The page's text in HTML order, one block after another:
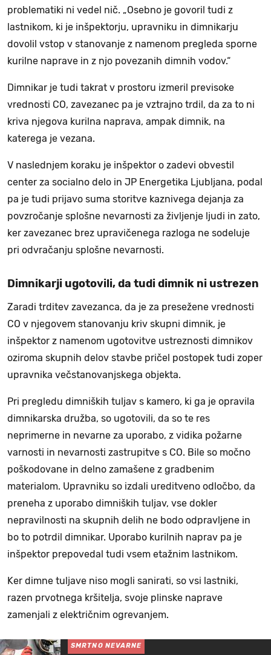
problematiki ni vedel nič. „Osebno je govoril tudi z
lastnikom, ki je inšpektorju, upravniku in dimnikarju
dovolil vstop v stanovanje z namenom pregleda sporne
kurilne naprave in z njo povezanih dimnih vodov.“
Dimnikar je tudi takrat v prostoru izmeril previsoke
vrednosti CO, zavezanec pa je vztrajno trdil, da za to ni
kriva njegova kurilna naprava, ampak dimnik, na
katerega je vezana.
V naslednjem koraku je inšpektor o zadevi obvestil
center za socialno delo in JP Energetika Ljubljana, podal
pa je tudi prijavo suma storitve kaznivega dejanja za
povzročanje splošne nevarnosti za življenje ljudi in zato,
ker zavezanec brez upravičenega razloga ne sodeluje
pri odvračanju splošne nevarnosti.
Dimnikarji ugotovili, da tudi dimnik ni ustrezen
Zaradi trditev zavezanca, da je za presežene vrednosti
CO v njegovem stanovanju kriv skupni dimnik, je
inšpektor z namenom ugotovitve ustreznosti dimnikov
oziroma skupnih delov stavbe pričel postopek tudi zoper
upravnika večstanovanjskega objekta.
Pri pregledu dimniških tuljav s kamero, ki ga je opravila
dimnikarska družba, so ugotovili, da so te res
neprimerne in nevarne za uporabo, z vidika požarne
varnosti in nevarnosti zastrupitve s CO. Bile so močno
poškodovane in delno zamašene z gradbenim
materialom. Upravniku so izdali ureditveno odločbo, da
preneha z uporabo dimniških tuljav, vse dokler
nepravilnosti na skupnih delih ne bodo odpravljene in
bo to potrdil dimnikar. Uporabo kurilnih naprav pa je
inšpektor prepovedal tudi vsem etažnim lastnikom.
Ker dimne tuljave niso mogli sanirati, so vsi lastniki,
razen prvotnega kršitelja, svoje plinske naprave
zamenjali z električnim ogrevanjem.
SMRTNO NEVARNE